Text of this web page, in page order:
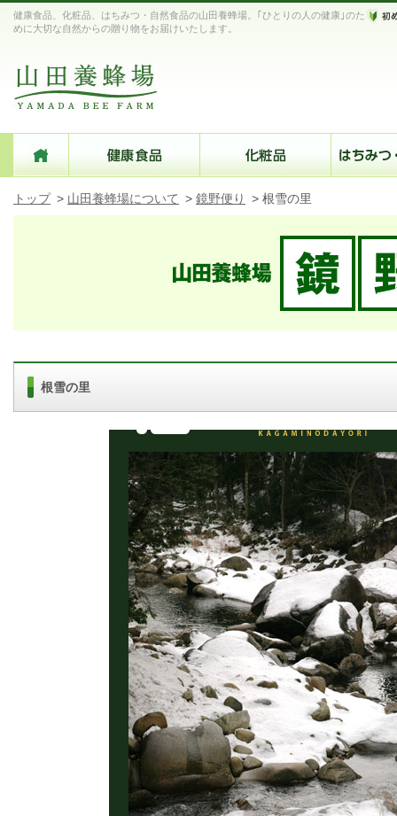
健康食品、化粧品、はちみつ・自然食品の山田養蜂場。｢ひとりの人の健康｣のた
めに大切な自然からの贈り物をお届けいたします。
トップ > 山田養蜂場について > 鏡野便り > 根雪の里
根雪の里